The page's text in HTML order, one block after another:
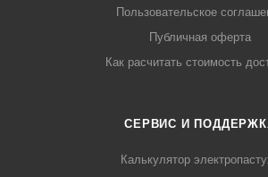
Пользовательское
Публичная оферта
Как расчитать стоимость
СЕРВИС И
Калькулятор